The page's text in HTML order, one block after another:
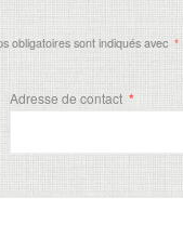
obligatoires sont indiqués avec *
Adresse de contact *